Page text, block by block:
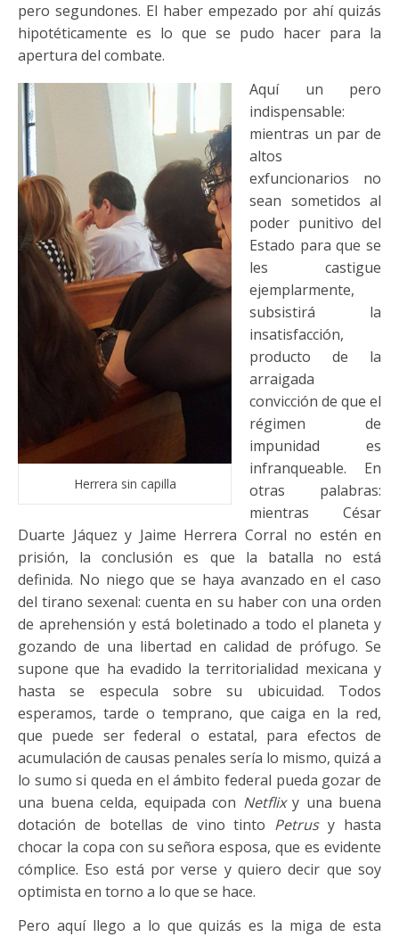
pero segundones. El haber empezado por ahí quizás
hipotéticamente es lo que se pudo hacer para la
apertura del combate.
Herrera sin capilla
Aquí un pero
indispensable:
mientras un par de
altos
exfuncionarios no
sean sometidos al
poder punitivo del
Estado para que se
les castigue
ejemplarmente,
subsistirá la
insatisfacción,
producto de la
arraigada
convicción de que el
régimen de
impunidad es
infranqueable. En
otras palabras:
mientras César
Duarte Jáquez y Jaime Herrera Corral no estén en
prisión, la conclusión es que la batalla no está
definida. No niego que se haya avanzado en el caso
del tirano sexenal: cuenta en su haber con una orden
de aprehensión y está boletinado a todo el planeta y
gozando de una libertad en calidad de prófugo. Se
supone que ha evadido la territorialidad mexicana y
hasta se especula sobre su ubicuidad. Todos
esperamos, tarde o temprano, que caiga en la red,
que puede ser federal o estatal, para efectos de
acumulación de causas penales sería lo mismo, quizá a
lo sumo si queda en el ámbito federal pueda gozar de
una buena celda, equipada con Netflixy una buena
dotación de botellas de vino tinto Petrusy hasta
chocar la copa con su señora esposa, que es evidente
cómplice. Eso está por verse y quiero decir que soy
optimista en torno a lo que se hace.
Pero aquí llego a lo que quizás es la miga de esta